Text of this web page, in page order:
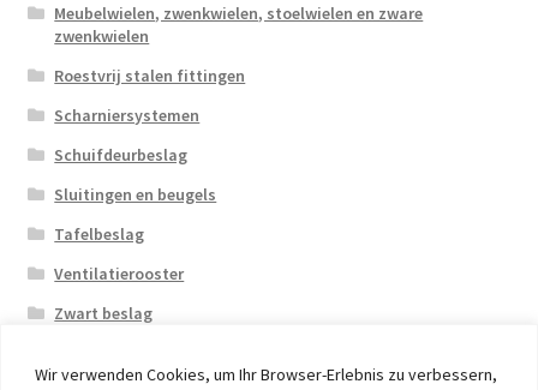
Wir verwenden Cookies, um Ihr Browser-Erlebnis zu verbessern,
Meubelwielen, zwenkwielen, stoelwielen en zware
zwenkwielen
Roestvrij stalen fittingen
Scharniersystemen
Schuifdeurbeslag
Sluitingen en beugels
Tafelbeslag
Ventilatierooster
Zwart beslag